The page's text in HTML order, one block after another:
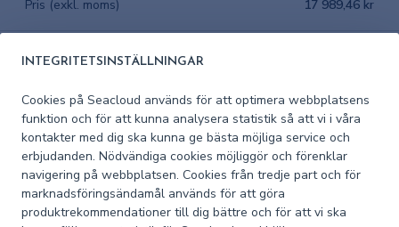
INTEGRITETSINSTÄLLNINGAR
Cookies på Seacloud används för att optimera webbplatsens
funktion och för att kunna analysera statistik så att vi i våra
kontakter med dig ska kunna ge bästa möjliga service och
erbjudanden. Nödvändiga cookies möjliggör och förenklar
navigering på webbplatsen. Cookies från tredje part och för
marknadsföringsändamål används för att göra
produktrekommendationer till dig bättre och för att vi ska
Pris (exkl. moms) 17 989,46 kr
69000943
S2000 Ankarspel, Gen2, BB, 24v
I lager
Pris (exkl. moms)